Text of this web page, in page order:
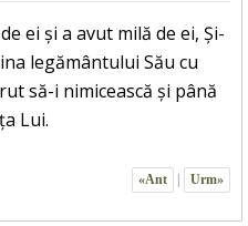
ei și a avut milă de ei, Și-
legământului Său cu
să-i nimicească și până
Lui.
«Ant Urm»